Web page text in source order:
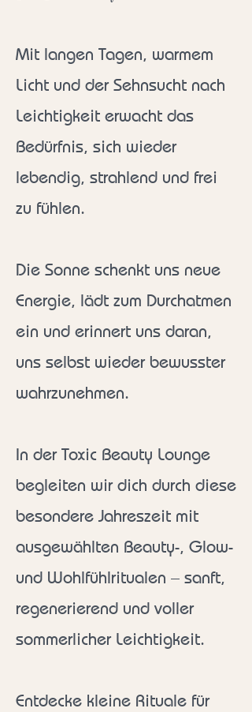
Mit langen Tagen, warmem
Licht und der Sehnsucht nach
Leichtigkeit erwacht das
Bedürfnis, sich wieder
lebendig, strahlend und frei
zu fühlen.
​Die Sonne schenkt uns neue
Energie, lädt zum Durchatmen
ein und erinnert uns daran,
uns selbst wieder bewusster
wahrzunehmen.
In der Toxic Beauty Lounge
begleiten wir dich durch diese
besondere Jahreszeit mit
ausgewählten Beauty-, Glow-
und Wohlfühlritualen – sanft,
regenerierend und voller
sommerlicher Leichtigkeit. ​
Entdecke kleine Rituale für